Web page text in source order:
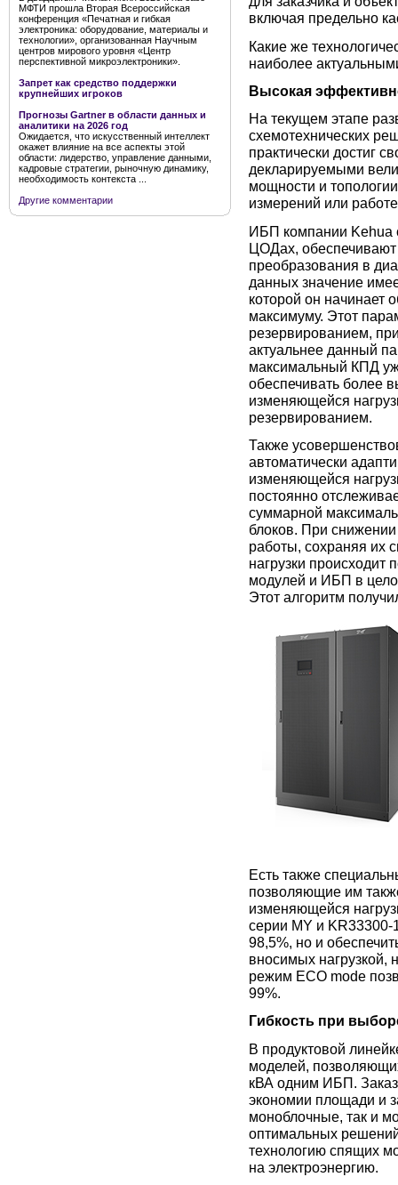
МФТИ прошла Вторая Всероссийская
конференция «Печатная и гибкая
электроника: оборудование, материалы и
технологии», организованная Научным
центров мирового уровня «Центр
перспективной микроэлектроники».
Запрет как средство поддержки
крупнейших игроков
Прогнозы Gartner в области данных и
аналитики на 2026 год
Ожидается, что искусственный интеллект
окажет влияние на все аспекты этой
области: лидерство, управление данными,
кадровые стратегии, рыночную динамику,
необходимость контекста ...
Другие комментарии
включая предельно
Какие же
наиболее
Высокая
На текущем этапе
схемотехнических
практически достиг
декларируемыми
мощности и
измерений или
ИБП компании Kehua
ЦОДах,
преобразования в
данных значение
которой он начинает
максимуму. Этот
резервированием,
актуальнее данный
максимальный КПД
обеспечивать более
изменяющейся
резервированием.
Также
автоматически
изменяющейся
постоянно
суммарной
блоков. При
работы, сохраняя их
нагрузки
модулей и ИБП в
Этот алгоритм
Есть также
позволяющие им
изменяющейся
серии MY и KR33300-
98,5%, но и
вносимых нагрузкой,
режим ECO mode
99%.
Гибкость при
В продуктовой
моделей,
кВА одним ИБП.
экономии площади и
моноблочные, так и
оптимальных
технологию спящих
на электроэнергию.